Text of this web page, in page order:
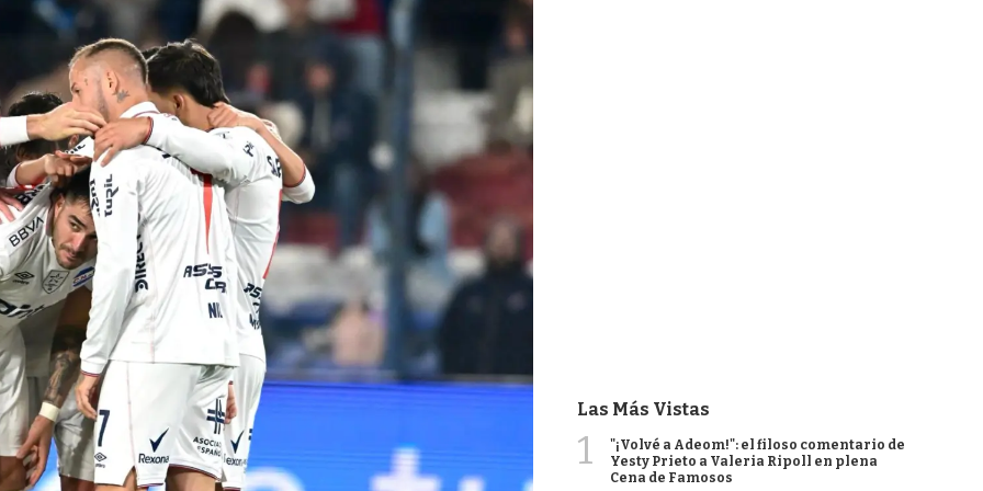
Las Más Vistas
1
"¡Volvé a Adeom!": el filoso comentario de
Yesty Prieto a Valeria Ripoll en plena
Cena de Famosos